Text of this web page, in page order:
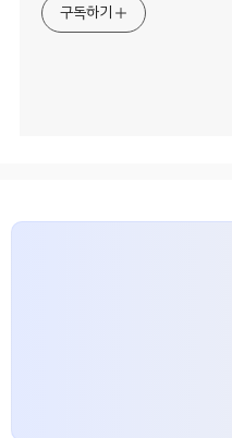
구독하기